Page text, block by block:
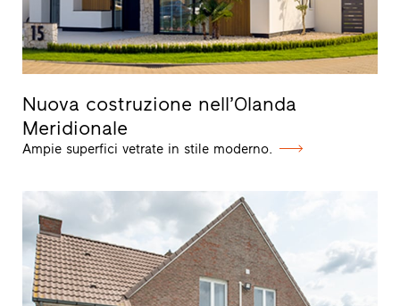
Nuova costruzione nell’Olanda
Meridionale
Ampie superfici vetrate in stile moderno.